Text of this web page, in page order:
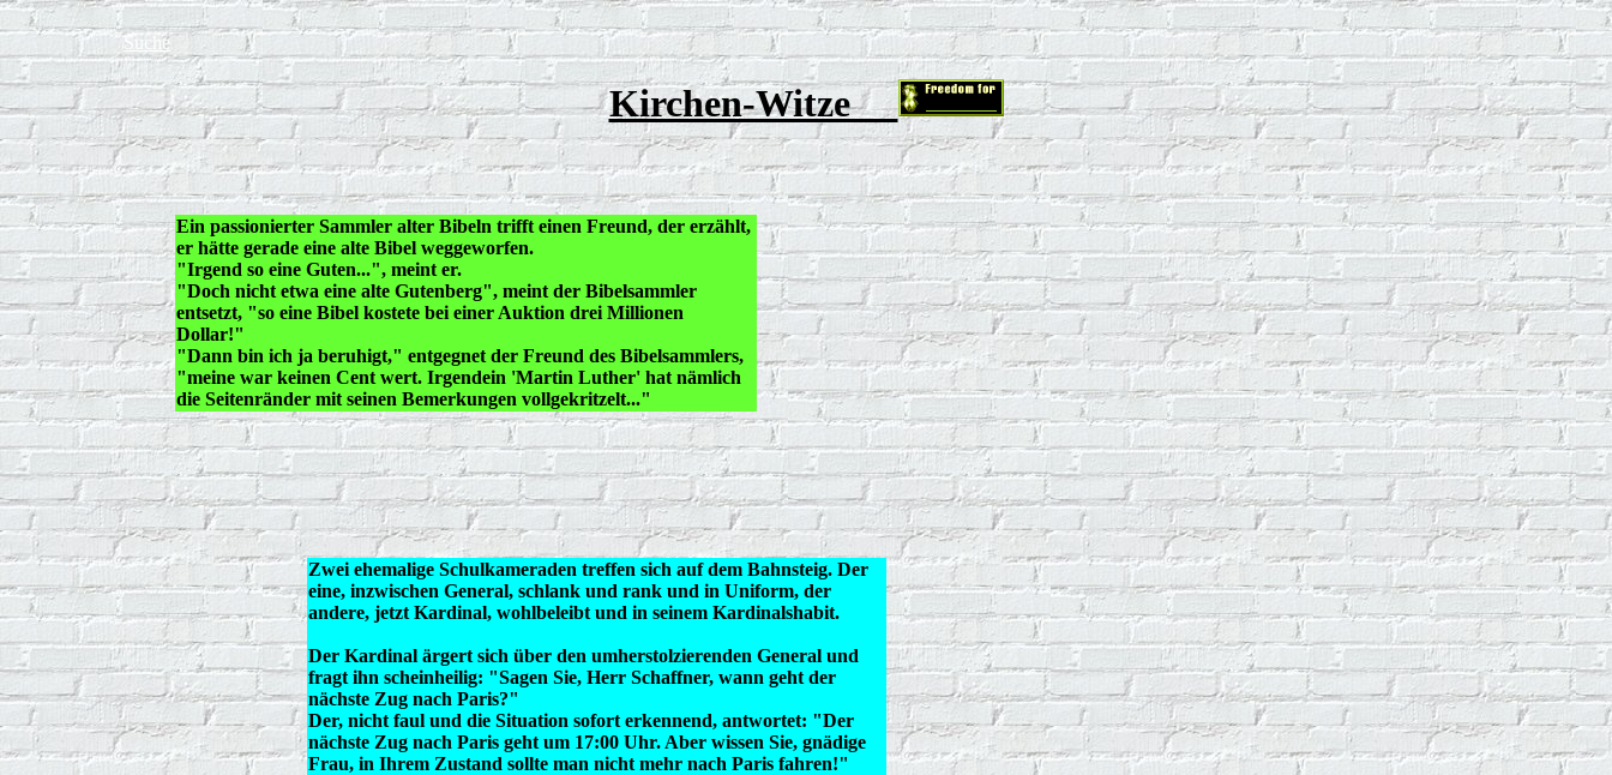
Suche
Kirchen-Witze
Ein passionierter Sammler alter Bibeln trifft einen Freund, der erzählt,
er hätte gerade eine alte Bibel weggeworfen.
"Irgend so eine Guten...", meint er.
"Doch nicht etwa eine alte Gutenberg", meint der Bibelsammler
entsetzt, "so eine Bibel kostete bei einer Auktion drei Millionen
Dollar!"
"Dann bin ich ja beruhigt," entgegnet der Freund des Bibelsammlers,
"meine war keinen Cent wert. Irgendein 'Martin Luther' hat nämlich
die Seitenränder mit seinen Bemerkungen vollgekritzelt..."
Zwei ehemalige Schulkameraden treffen sich auf dem Bahnsteig. Der
eine, inzwischen General, schlank und rank und in Uniform, der
andere, jetzt Kardinal, wohlbeleibt und in seinem Kardinalshabit.
Der Kardinal ärgert sich über den umherstolzierenden General und
fragt ihn scheinheilig: "Sagen Sie, Herr Schaffner, wann geht der
nächste Zug nach Paris?"
Der, nicht faul und die Situation sofort erkennend, antwortet: "Der
nächste Zug nach Paris geht um 17:00 Uhr. Aber wissen Sie, gnädige
Frau, in Ihrem Zustand sollte man nicht mehr nach Paris fahren!"